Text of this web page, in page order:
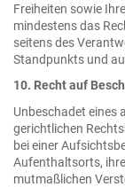
Freiheiten sowie
mindestens das
seitens des
Standpunkts und
10. Recht auf
Unbeschadet eines
gerichtlichen
bei einer
Aufenthaltsorts,
mutmaßlichen